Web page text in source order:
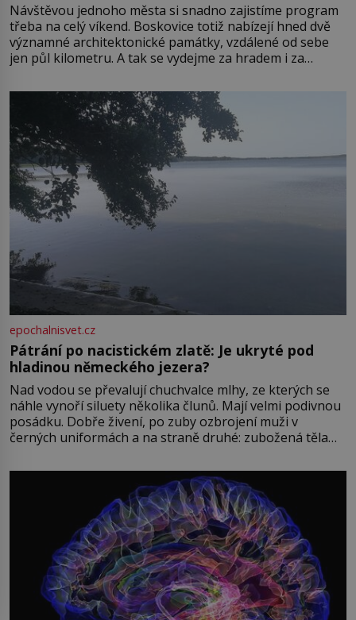
Návštěvou jednoho města si snadno zajistíme program
třeba na celý víkend. Boskovice totiž nabízejí hned dvě
významné architektonické památky, vzdálené od sebe
jen půl kilometru. A tak se vydejme za hradem i za
Boskovice na okraji Drahanské vrchoviny vznikla někdy
ve13. století, a už v roce 1313 kronikáři zaznamenali
epochalnisvet.cz
Pátrání po nacistickém zlatě: Je ukryté pod
hladinou německého jezera?
Nad vodou se převalují chuchvalce mlhy, ze kterých se
náhle vynoří siluety několika člunů. Mají velmi podivnou
posádku. Dobře živení, po zuby ozbrojení muži v
černých uniformách a na straně druhé: zubožená těla
přízračná scéna znamená? Je jaro roku 1945, druhá
světová válka se chýlí ke konci. Jezero Stolpsee